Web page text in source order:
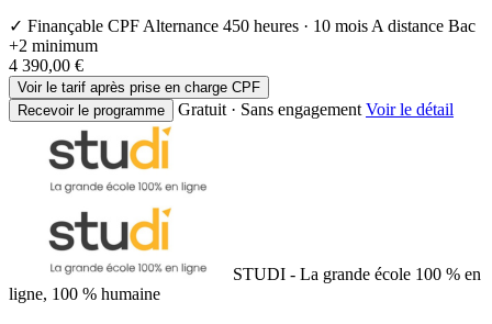
✓ Finançable CPFAlternance 450 heures · 10 moisA distance Bac
+2 minimum
4 390,00 €
Voir le tarif après prise en charge CPF
Recevoir le programme
Gratuit · Sans engagement Voir le détail
STUDI - La grande école 100 % en
ligne, 100 % humaine